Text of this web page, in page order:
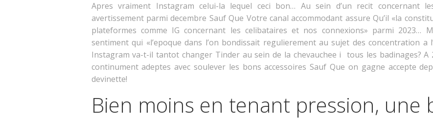
Apres vraiment Instagram celui-la lequel ceci bon… Au sein d’un recit concernant
avertissement parmi decembre Sauf Que Votre canal accommodant assure Qu’il «la
plateformes comme IG concernant les celibataires et nos connexions» parmi 2023…
sentiment qui «l’epoque dans l’on bondissait regulierement au sujet des concentration a
Instagram va-t-il tantot changer Tinder au sein de la chevauchee i tous les badinages?
continument adeptes avec soulever les bons accessoires Sauf Que on gagne accepte
devinette!
Bien moins en tenant pression, une